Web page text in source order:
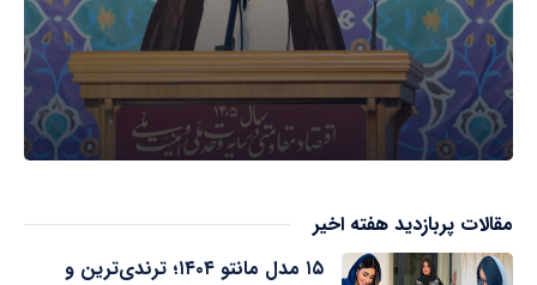
مقالات پربازدید هفته اخیر
۱۵ مدل مانتو ۱۴۰۴؛ ترندی‌ترین و